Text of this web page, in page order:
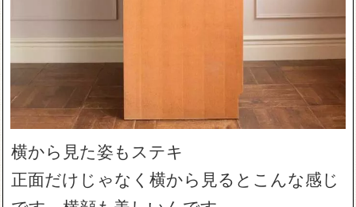
横から見た姿もステキ
正面だけじゃなく横から見るとこんな感じ